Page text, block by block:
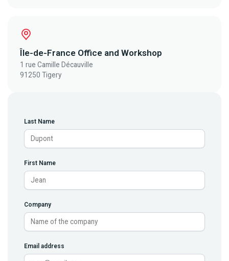
Île-de-France Office and Workshop
1 rue Camille Décauville
91250 Tigery
Last Name
First Name
Company
Email address